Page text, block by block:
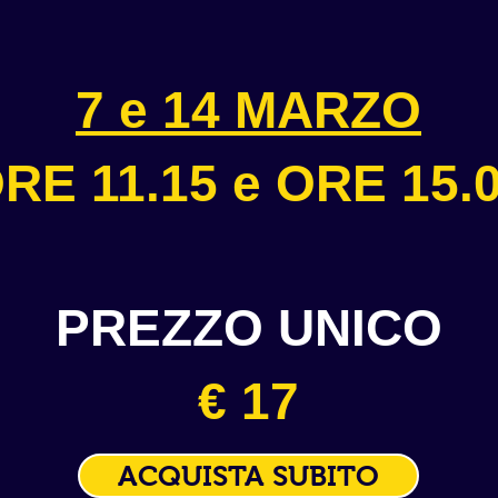
7 e 14 MARZO
11.15 e ORE
PREZZO UNICO
€ 17
ACQUISTA SUBITO